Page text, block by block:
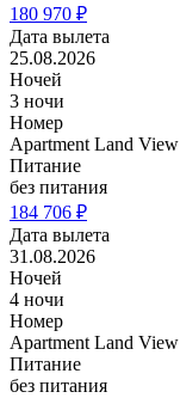
180 970 ₽
Дата вылета
25.08.2026
Ночей
3 ночи
Номер
Apartment Land View
Питание
без питания
184 706 ₽
Дата вылета
31.08.2026
Ночей
4 ночи
Номер
Apartment Land View
Питание
без питания